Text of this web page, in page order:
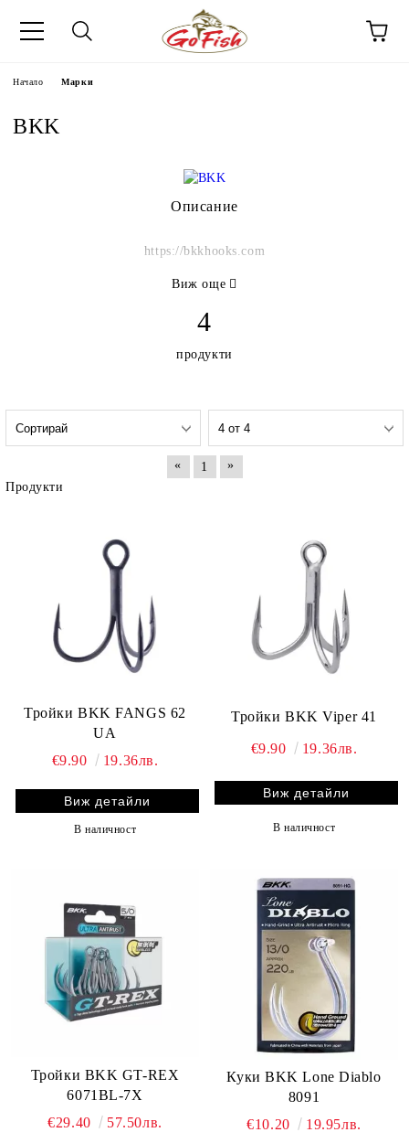
Начало Марки
BKK
Описание
https://bkkhooks.com
Виж още
4
продукти
« 1
»
Продукти
Тройки BKK FANGS 62
UA
€9.90
19.36лв.
Виж детайли
В наличност
Тройки BKK Viper 41
€9.90 19.36лв.
Виж детайли
В наличност
Тройки BKK GT-REX
6071BL-7X
€29.40
57.50лв.
Куки BKK Lone Diablo
8091
€10.20
19.95лв.